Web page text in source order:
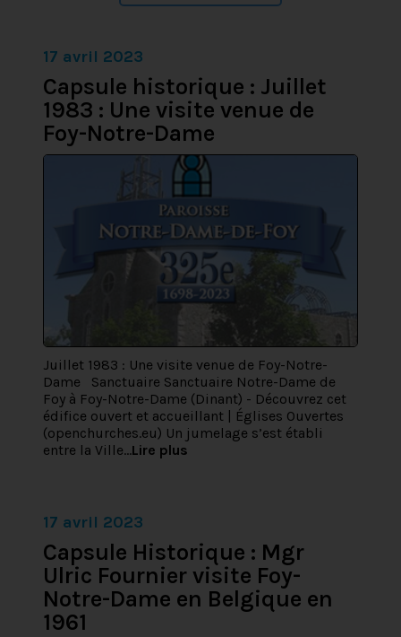
17 avril 2023
Capsule historique : Juillet
1983 : Une visite venue de
Foy-Notre-Dame
Juillet 1983 : Une visite venue de Foy-Notre-
Dame Sanctuaire Sanctuaire Notre-Dame de
Foy à Foy-Notre-Dame (Dinant) - Découvrez cet
édifice ouvert et accueillant | Églises Ouvertes
(openchurches.eu) Un jumelage s’est établi
entre la Ville...Lire plus
17 avril 2023
Capsule Historique : Mgr
Ulric Fournier visite Foy-
Notre-Dame en Belgique en
1961